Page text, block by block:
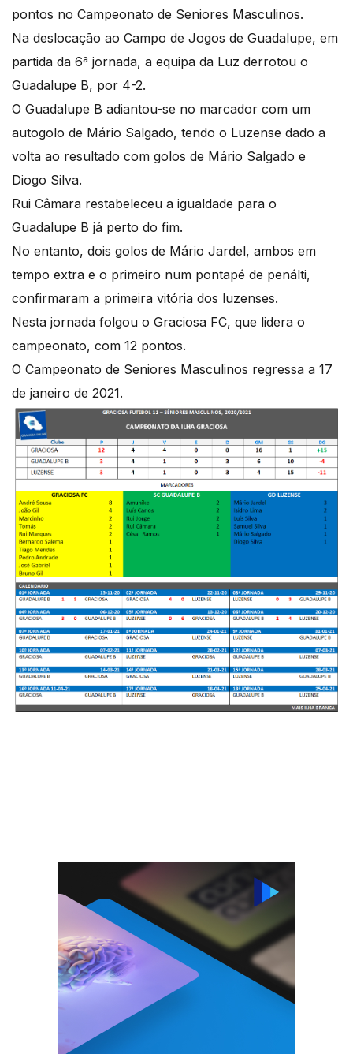
pontos no Campeonato de Seniores Masculinos.
Na deslocação ao Campo de Jogos de Guadalupe, em
partida da 6ª jornada, a equipa da Luz derrotou o
Guadalupe B, por 4-2.
O Guadalupe B adiantou-se no marcador com um
autogolo de Mário Salgado, tendo o Luzense dado a
volta ao resultado com golos de Mário Salgado e
Diogo Silva.
Rui Câmara restabeleceu a igualdade para o
Guadalupe B já perto do fim.
No entanto, dois golos de Mário Jardel, ambos em
tempo extra e o primeiro num pontapé de penálti,
confirmaram a primeira vitória dos luzenses.
Nesta jornada folgou o Graciosa FC, que lidera o
campeonato, com 12 pontos.
O Campeonato de Seniores Masculinos regressa a 17
de janeiro de 2021.